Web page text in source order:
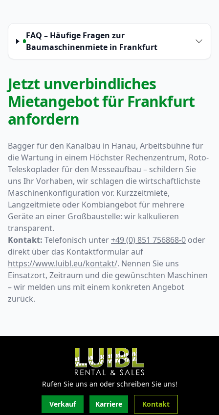
FAQ – Häufige Fragen zur
Baumaschinenmiete in Frankfurt
Jetzt unverbindliches
Mietangebot für Frankfurt
anfordern
Bagger für den Kanalbau in Hanau, Arbeitsbühne für
die Wartung in einem Höchster Rechenzentrum, Roto-
Teleskoplader für den Messeaufbau – schildern Sie
uns Ihr Vorhaben, wir schlagen die wirtschaftlichste
Maschinenkonfiguration vor. Kurzzeitmiete,
Langzeitmiete oder Kombiangebot für mehrere
Geräte an einer Großbaustelle: wir kalkulieren
transparent.
Kontakt: Telefonisch unter+49 (0) 851 756868-0 oder
direkt über das Kontaktformular auf
https://www.luibl.eu/kontakt/. Nennen Sie uns
Einsatzort, Zeitraum und die gewünschten Maschinen
– wir melden uns mit einem konkreten Angebot
zurück.
Rufen Sie uns an oder schreiben Sie uns!
Verkauf Karriere Kontakt